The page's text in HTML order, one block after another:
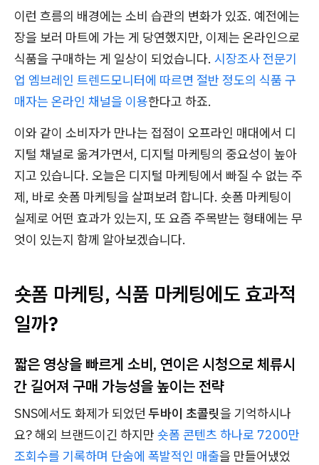
이런 흐름의 배경에는 소비 습관의 변화가 있죠. 예전에는
장을 보러 마트에 가는 게 당연했지만, 이제는 온라인으로
식품을 구매하는 게 일상이 되었습니다. 시장조사 전문기
업 엠브레인 트렌드모니터에 따르면 절반 정도의 식품 구
매자는 온라인 채널을 이용한다고 하죠.
이와 같이 소비자가 만나는 접점이 오프라인 매대에서 디
지털 채널로 옮겨가면서, 디지털 마케팅의 중요성이 높아
지고 있습니다. 오늘은 디지털 마케팅에서 빠질 수 없는 주
제, 바로 숏폼 마케팅을 살펴보려 합니다. 숏폼 마케팅이
실제로 어떤 효과가 있는지, 또 요즘 주목받는 형태에는 무
엇이 있는지 함께 알아보겠습니다.
숏폼 마케팅, 식품 마케팅에도 효과적
일까?
짧은 영상을 빠르게 소비, 연이은 시청으로 체류시
간 길어져 구매 가능성을 높이는 전략
SNS에서도 화제가 되었던두바이 초콜릿을 기억하시나
요? 해외 브랜드이긴 하지만 숏폼 콘텐츠 하나로 7200만
조회수를 기록하며 단숨에 폭발적인 매출을 만들어냈었